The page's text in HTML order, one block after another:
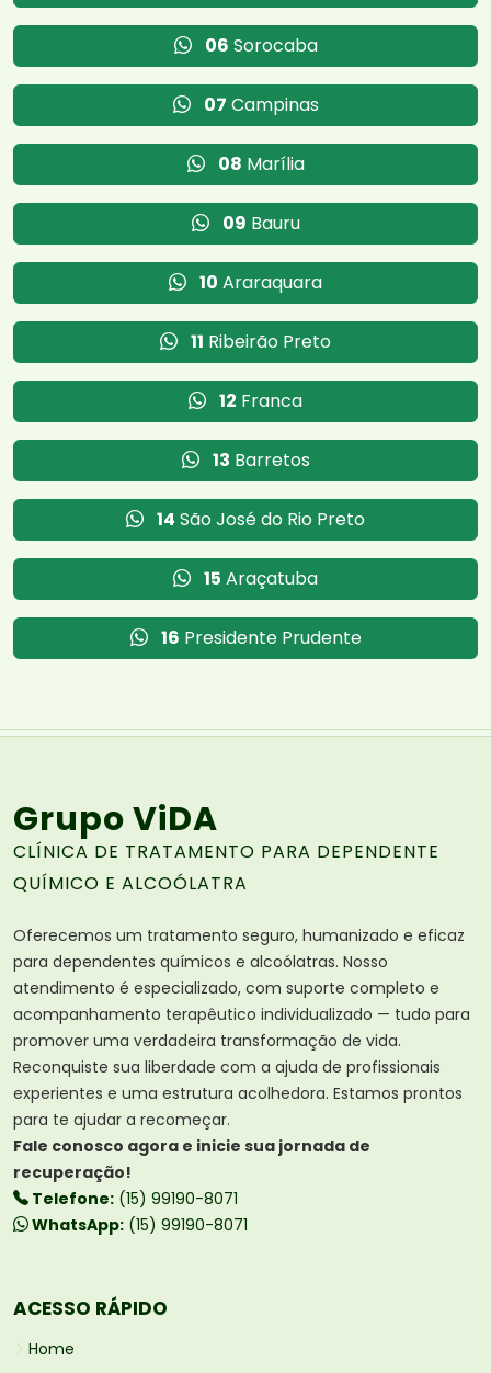
06 Sorocaba
07 Campinas
08 Marília
09 Bauru
10 Araraquara
11 Ribeirão Preto
12 Franca
13 Barretos
14 São José do Rio Preto
15 Araçatuba
16 Presidente Prudente
Grupo ViDA
CLÍNICA DE TRATAMENTO PARA DEPENDENTE
QUÍMICO E ALCOÓLATRA
Oferecemos um tratamento seguro, humanizado e eficaz
para dependentes químicos e alcoólatras. Nosso
atendimento é especializado, com suporte completo e
acompanhamento terapêutico individualizado — tudo para
promover uma verdadeira transformação de vida.
Reconquiste sua liberdade com a ajuda de profissionais
experientes e uma estrutura acolhedora. Estamos prontos
para te ajudar a recomeçar.
Fale conosco agora e inicie sua jornada de
recuperação!
Telefone: (15) 99190-8071
WhatsApp: (15) 99190-8071
ACESSO RÁPIDO
Home